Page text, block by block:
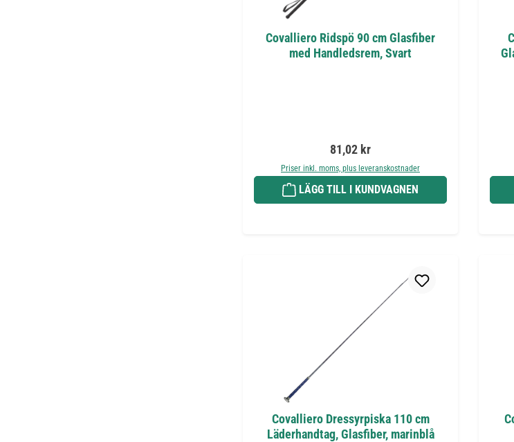
Covalliero Ridspö 90 cm Glasfiber
med Handledsrem, Svart
Ordinarie pris:
81,02 kr
Priser inkl. moms, plus leveranskostnader
LÄGG TILL I KUNDVAGNEN
Covalliero Dressyrpiska 110 cm
Läderhandtag, Glasfiber, marinblå